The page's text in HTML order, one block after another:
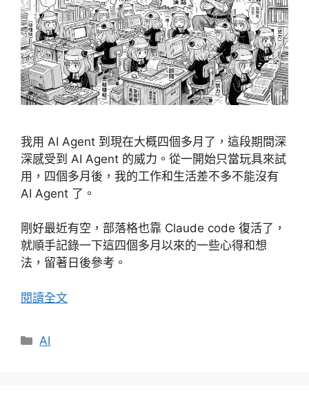
我用 AI Agent 到現在大概四個多月了，這段期間深
深感受到 AI Agent 的威力。從一開始只當玩具來試
用，四個多月後，我的工作和生活差不多不能沒有
AI Agent 了。
剛好最近有空，部落格也靠 Claude code 復活了，
就順手記錄一下這四個多月以來的一些心得和想
法，留著日後參考。
閱讀全文
分
AI